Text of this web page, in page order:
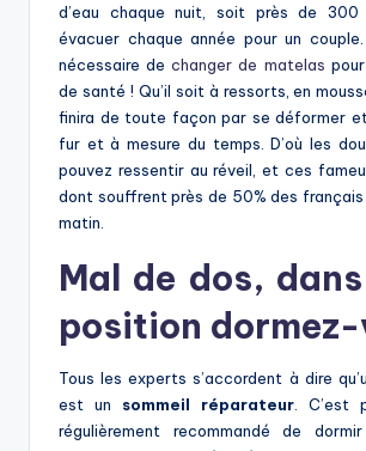
d’eau chaque nuit, soit près de 300
évacuer chaque année pour un
nécessaire dechanger de matelas
de santé ! Qu’il soit à ressorts, en
finira de toute façon par se déformer
fur et à mesure du temps. D’où les
pouvez ressentir au réveil, et ces
dont souffrent près de 50% des
matin.
Mal de dos,
position dormez-
Tous les experts s’accordent à dire
est un sommeil réparateur . C’est
régulièrement recommandé de